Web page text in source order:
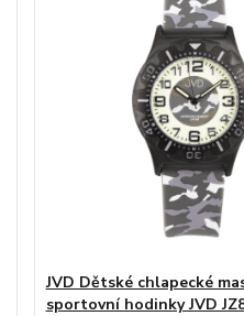
JVD Dětské chlapecké
sportovní hodinky JVD